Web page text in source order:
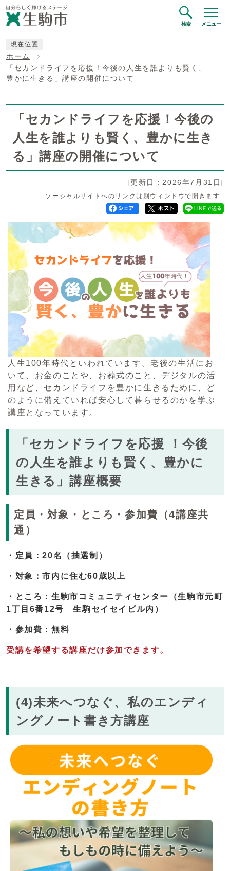
検索 メニュー
現在位置
ホーム
「セカンドライフを応援！今後の人生を誰よりも賢く、
豊かに生きる」講座の開催について
「セカンドライフを応援！今後の
人生を誰よりも賢く、豊かに生き
る」講座の開催について
[更新日：2026年7月31日]
ソーシャルサイトへのリンクは別ウィンドウで開きます
人生100年時代といわれています。老後の生活にお
いて、お金のことや、お葬式のこと、デジタルの活
用など、セカンドライフを豊かに生きるために、ど
のように備えていれば安心して暮らせるのかを学ぶ
講座となっています。
「セカンドライフを応援 ！今後
の人生を誰よりも賢く、豊かに
生きる」講座概要
定員・対象・ところ・参加費（4講座共
通）
・定員：20名（抽選制）
・対象：市内に住む60歳以上
・ところ：生駒市コミュニティセンター（生駒市元町
1丁目6番12号 生駒セイセイビル内）
・参加費：無料
受講を希望する講座だけ参加できます。
(4)未来へつなぐ、私のエンディ
ングノート書き方講座